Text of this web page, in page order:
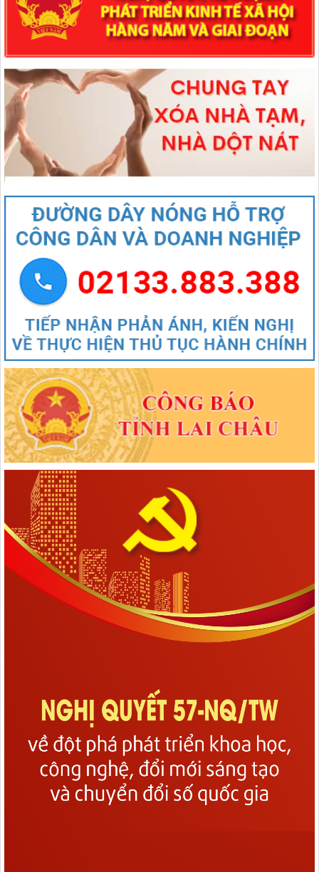
1670/NQ-UBTVQH15
Nghị quyết số 1670/NQ-UBTVQH15 của ỦY BAN THƯỜNG VỤ
QUỐC HỘI: Về việc sắp xếp các đơn vị hành chính cấp xã của tỉnh
544/QĐ-UBND
QUYẾT ĐỊNH Về việc thành lập Tổ giúp việc Ban biên tập Cổng
thông tin điện tử xã Mường Than
lượt xem: 46 | lượt tải:21
407/QĐ-UBND
QUYẾT ĐỊNH Kiện toàn Ban biên tập Cổng thông tin điện tử xã
Mường Than
lượt xem: 48 | lượt tải:29
27/NQ-HĐND
Nghị quyết Thông qua chủ trương sắp xếp đơn vị hành chính cấp xã
của tỉnh Lai Châu năm 2025
lượt xem: 88 | lượt tải:54
1670/NQ-UBTVQH15
Nghị quyết số 1670/NQ-UBTVQH15 của ỦY BAN THƯỜNG VỤ
QUỐC HỘI: Về việc sắp xếp các đơn vị hành chính cấp xã của tỉnh
Lai Châu năm 2025
lượt xem: 69 | lượt tải:48